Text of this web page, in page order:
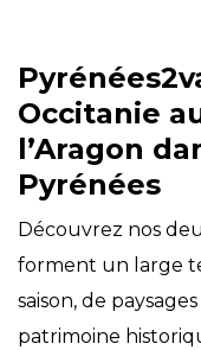
Occitanie
l’Aragon
Pyrénées
Découvrez nos
forment un large
saison, de
patrimoine